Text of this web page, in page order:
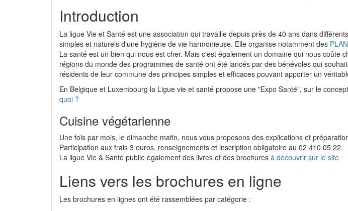
Introduction
La ligue Vie et Santé est une association qui travaille depuis près de 40 ans dans
simples et naturels d'une hygiène de vie harmonieuse. Elle organise notamment des
La santé est un bien qui nous est cher. Mais c'est également un domaine qui nous
régions du monde des programmes de santé ont été lancés par des bénévoles qui
résidents de leur commune des principes simples et efficaces pouvant apporter un
En Belgique et Luxembourg la Ligue vie et santé propose une "Expo Santé", sur le
quoi ?
Cuisine végétarienne
Une fois par mois, le dimanche matin, nous vous proposons des explications et
Participation aux frais 3 euros, renseignements et inscription obligatoire au 02 410 05 22.
La ligue Vie & Santé publie également des livres et des brochures à découvrir sur le site
Liens vers les brochures en ligne
Les brochures en lignes ont été rassemblées par catégorie :